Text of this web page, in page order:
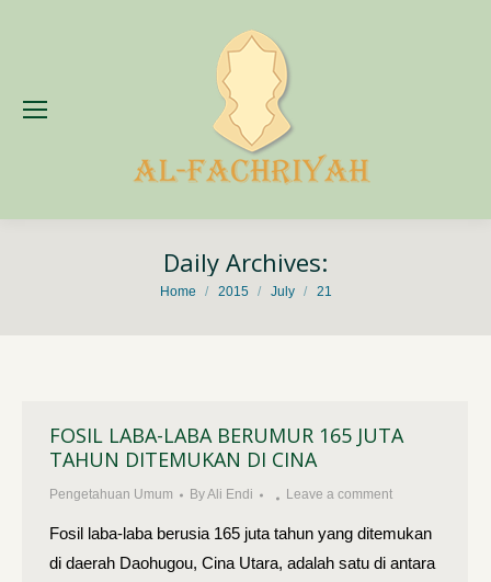
Daily Archives:
You are here:
Home 2015 July 21
FOSIL LABA-LABA BERUMUR 165 JUTA
TAHUN DITEMUKAN DI CINA
Pengetahuan Umum ByAli Endi Leave a comment
Fosil laba-laba berusia 165 juta tahun yang ditemukan
di daerah Daohugou, Cina Utara, adalah satu di antara